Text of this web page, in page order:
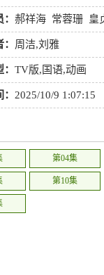
郝祥海 常蓉珊 皇
周洁,刘雅
TV版, 国语,动画
2025/10/9 1:07:15
第04集
第10集